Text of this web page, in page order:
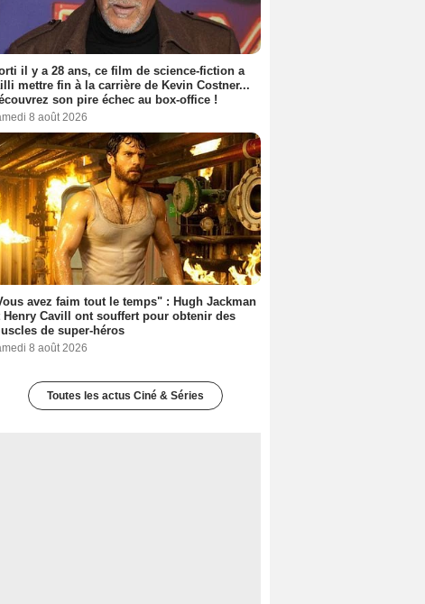
il y a 28 ans, ce film de science-fiction a
mettre fin à la carrière de Kevin Costner...
son pire échec au box-office !
8 août 2026
avez faim tout le temps" : Hugh Jackman
Henry Cavill ont souffert pour obtenir des
de super-héros
8 août 2026
Toutes les actus Ciné & Séries